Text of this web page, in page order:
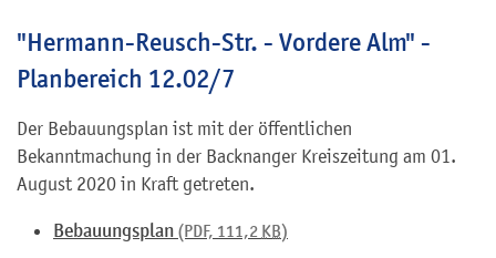
"Hermann-Reusch-Str. - Vordere Alm" -
Planbereich 12.02/7
Der Bebauungsplan ist mit der öffentlichen
Bekanntmachung in der Backnanger Kreiszeitung am 01.
August 2020 in Kraft getreten.
Bebauungsplan (PDF, 111,2KB)